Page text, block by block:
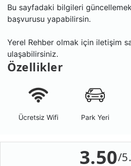
Bu sayfadaki bilgileri
başvurusu yapabilirsin.
Yerel Rehber olmak için iletişim
ulaşabilirsiniz.
Özellikler
Ücretsiz Wifi Park Yeri
3.50/